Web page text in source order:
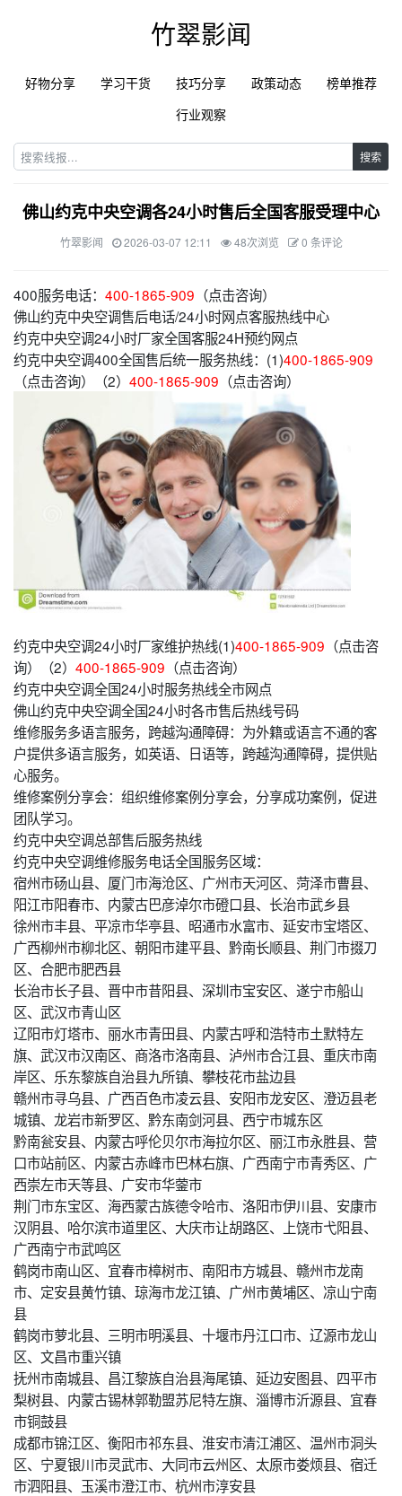
竹翠影闻
好物分享 学习干货 技巧分享 政策动态
榜单推荐
行业观察
搜索
佛山约克中央空调各24小时售后全国客服受理中心
竹翠影闻 2026-03-07 12:11 48次浏览 0 条评论
400服务电话： 400-1865-909 （点击咨询）
佛山约克中央空调售后电话/24小时网点客服热线中心
约克中央空调24小时厂家全国客服24H预约网点
约克中央空调400全国售后统一服务热线：(1)400-1865-909
（点击咨询）（2） 400-1865-909 （点击咨询）
约克中央空调24小时厂家维护热线(1)400-1865-909 （点击咨
询）（2） 400-1865-909 （点击咨询）
约克中央空调全国24小时服务热线全市网点
佛山约克中央空调全国24小时各市售后热线号码
维修服务多语言服务，跨越沟通障碍：为外籍或语言不通的客
户提供多语言服务，如英语、日语等，跨越沟通障碍，提供贴
心服务。
维修案例分享会：组织维修案例分享会，分享成功案例，促进
团队学习。
约克中央空调总部售后服务热线
约克中央空调维修服务电话全国服务区域：
宿州市砀山县、厦门市海沧区、广州市天河区、菏泽市曹县、
阳江市阳春市、内蒙古巴彦淖尔市磴口县、长治市武乡县
徐州市丰县、平凉市华亭县、昭通市水富市、延安市宝塔区、
广西柳州市柳北区、朝阳市建平县、黔南长顺县、荆门市掇刀
区、合肥市肥西县
长治市长子县、晋中市昔阳县、深圳市宝安区、遂宁市船山
区、武汉市青山区
辽阳市灯塔市、丽水市青田县、内蒙古呼和浩特市土默特左
旗、武汉市汉南区、商洛市洛南县、泸州市合江县、重庆市南
岸区、乐东黎族自治县九所镇、攀枝花市盐边县
赣州市寻乌县、广西百色市凌云县、安阳市龙安区、澄迈县老
城镇、龙岩市新罗区、黔东南剑河县、西宁市城东区
黔南瓮安县、内蒙古呼伦贝尔市海拉尔区、丽江市永胜县、营
口市站前区、内蒙古赤峰市巴林右旗、广西南宁市青秀区、广
西崇左市天等县、广安市华蓥市
荆门市东宝区、海西蒙古族德令哈市、洛阳市伊川县、安康市
汉阴县、哈尔滨市道里区、大庆市让胡路区、上饶市弋阳县、
广西南宁市武鸣区
鹤岗市南山区、宜春市樟树市、南阳市方城县、赣州市龙南
市、定安县黄竹镇、琼海市龙江镇、广州市黄埔区、凉山宁南
县
鹤岗市萝北县、三明市明溪县、十堰市丹江口市、辽源市龙山
区、文昌市重兴镇
抚州市南城县、昌江黎族自治县海尾镇、延边安图县、四平市
梨树县、内蒙古锡林郭勒盟苏尼特左旗、淄博市沂源县、宜春
市铜鼓县
成都市锦江区、衡阳市祁东县、淮安市清江浦区、温州市洞头
区、宁夏银川市灵武市、大同市云州区、太原市娄烦县、宿迁
市泗阳县、玉溪市澄江市、杭州市淳安县